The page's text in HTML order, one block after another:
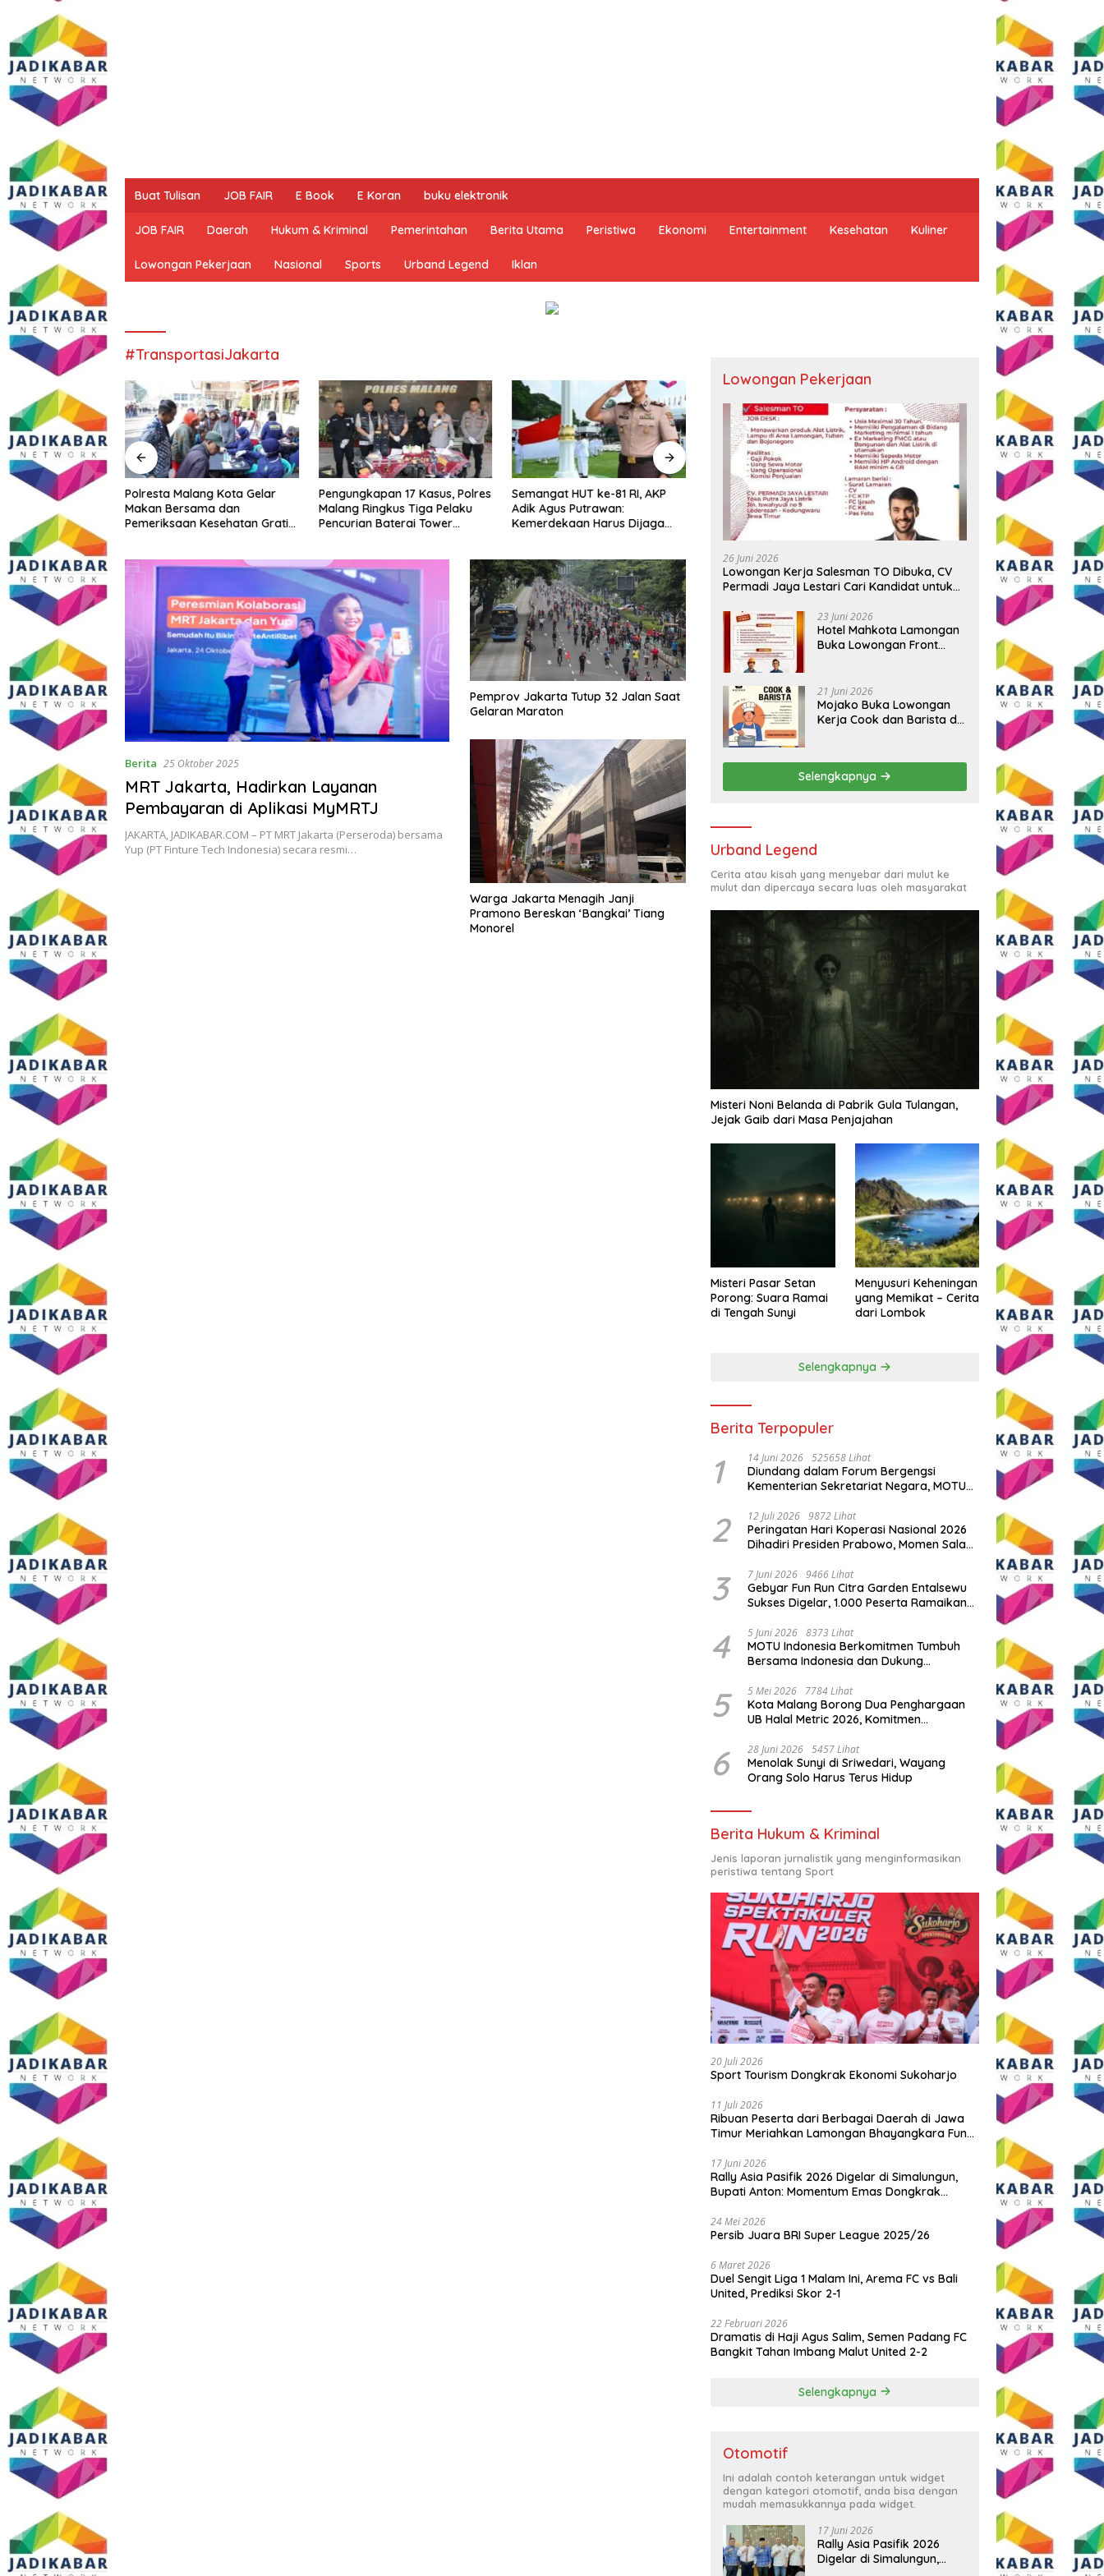
Buat Tulisan JOB FAIR E Book E Koran buku elektronik
JOB FAIR Daerah Hukum & Kriminal Pemerintahan Berita Utama Peristiwa Ekonomi Entertainment Kesehatan Kuliner
Lowongan Pekerjaan Nasional Sports Urband Legend Iklan
#TransportasiJakarta
Kota
dan Polri Jaga
Polresta Malang Kota Gelar
Makan Bersama dan
Pemeriksaan Kesehatan Gratis,
Pengungkapan 17 Kasus, Polres
Malang Ringkus Tiga Pelaku
Pencurian Baterai Tower
Semangat HUT ke-81 RI, AKP
Adik Agus Putrawan:
Kemerdekaan Harus Dijaga
Tiga BUMD Air Minum Malang
Raya Perkuat Kolaborasi,
Berangkatkan Kontingen
Menuju Seleksi Atlet
PORPAMNAS IX 2026
Wali Kota Malang Paparkan
Model Pembangunan
Berkelanjutan di Forum
Nasional Bangun Bangsa
Berita 25 Oktober 2025
MRT Jakarta, Hadirkan Layanan
Pembayaran di Aplikasi MyMRTJ
JAKARTA, JADIKABAR.COM – PT MRT Jakarta (Perseroda) bersama
Yup (PT Finture Tech Indonesia) secara resmi…
Pemprov Jakarta Tutup 32 Jalan Saat
Gelaran Maraton
Warga Jakarta Menagih Janji
Pramono Bereskan ‘Bangkai’ Tiang
Monorel
Lowongan Pekerjaan
26 Juni 2026
Lowongan Kerja Salesman TO Dibuka, CV
Permadi Jaya Lestari Cari Kandidat untuk
23 Juni 2026
Hotel Mahkota Lamongan
Buka Lowongan Front
Syaratnya
21 Juni 2026
Mojako Buka Lowongan
Kerja Cook dan Barista di
Selengkapnya
Urband Legend
Cerita atau kisah yang menyebar dari mulut ke
mulut dan dipercaya secara luas oleh masyarakat
Misteri Noni Belanda di Pabrik Gula Tulangan,
Jejak Gaib dari Masa Penjajahan
Misteri Pasar Setan
Porong: Suara Ramai
di Tengah Sunyi
Menyusuri Keheningan
yang Memikat – Cerita
dari Lombok
Selengkapnya
Berita Terpopuler
1 14 Juni 2026 525658 Lihat
Diundang dalam Forum Bergengsi
Kementerian Sekretariat Negara, MOTU
Indonesia
2 12 Juli 2026 9872 Lihat
Peringatan Hari Koperasi Nasional 2026
Dihadiri Presiden Prabowo, Momen Salam
3 7 Juni 2026 9466 Lihat
Gebyar Fun Run Citra Garden Entalsewu
Sukses Digelar, 1.000 Peserta Ramaikan
4 5 Juni 2026 8373 Lihat
MOTU Indonesia Berkomitmen Tumbuh
Bersama Indonesia dan Dukung
5 5 Mei 2026 7784 Lihat
Kota Malang Borong Dua Penghargaan
UB Halal Metric 2026, Komitmen
6 28 Juni 2026 5457 Lihat
Menolak Sunyi di Sriwedari, Wayang
Orang Solo Harus Terus Hidup
Berita Hukum & Kriminal
Jenis laporan jurnalistik yang menginformasikan
peristiwa tentang Sport
20 Juli 2026
Sport Tourism Dongkrak Ekonomi Sukoharjo
11 Juli 2026
Ribuan Peserta dari Berbagai Daerah di Jawa
Timur Meriahkan Lamongan Bhayangkara Fun
17 Juni 2026
Rally Asia Pasifik 2026 Digelar di Simalungun,
Bupati Anton: Momentum Emas Dongkrak
24 Mei 2026
Persib Juara BRI Super League 2025/26
6 Maret 2026
Duel Sengit Liga 1 Malam Ini, Arema FC vs Bali
United, Prediksi Skor 2-1
22 Februari 2026
Dramatis di Haji Agus Salim, Semen Padang FC
Bangkit Tahan Imbang Malut United 2-2
Selengkapnya
Otomotif
Ini adalah contoh keterangan untuk widget
dengan kategori otomotif, anda bisa dengan
mudah memasukkannya pada widget.
17 Juni 2026
Rally Asia Pasifik 2026
Digelar di Simalungun,